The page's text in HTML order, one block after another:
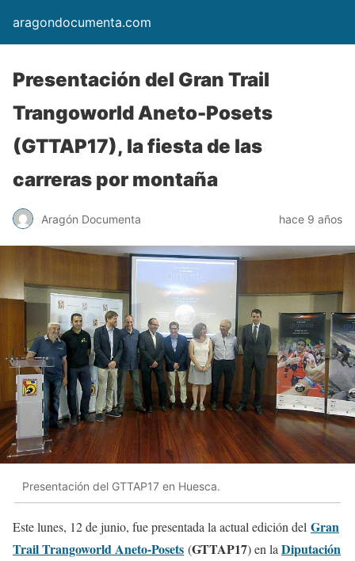
aragondocumenta.com
Presentación del Gran Trail
Trangoworld Aneto-Posets
(GTTAP17), la fiesta de las
carreras por montaña
Aragón Documenta hace 9 años
Presentación del GTTAP17 en Huesca.
Este lunes, 12 de junio, fue presentada la actual edición del Gran
Trail Trangoworld Aneto-Posets (GTTAP17) en laDiputación